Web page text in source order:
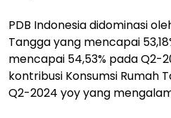
PDB Indonesia didominasi
Tangga yang mencapai
mencapai 54,53% pada Q2-
kontribusi Konsumsi Rumah
Q2-2024 yoy yang